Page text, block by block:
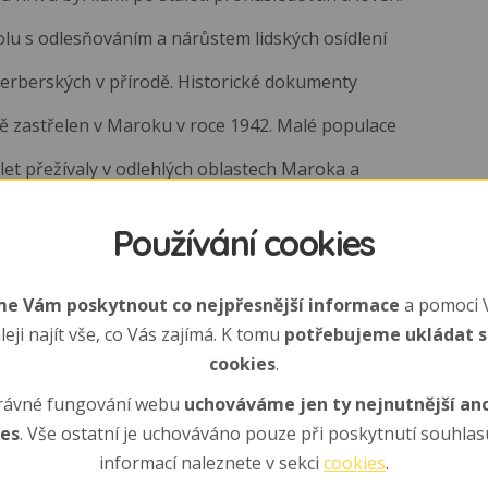
s odlesňováním a nárůstem lidských osídlení
v přírodě. Historické dokumenty
zastřelen v Maroku v roce 1942. Malé populace
přežívaly v odlehlých oblastech Maroka a
sociálním druhem z kočkovitých šelem.
samic, ke kterým se přidává jeden nebo více
ve smečce mají za úkol hlídat teritorium a
je potřeba využít jejich hmotnosti.
Používání cookies
Vám poskytnout co nejpřesnější informace a pomoci
najít vše, co Vás zajímá. K tomu potřebujeme ukládat
cookies.
fungování webu uchováváme jen ty nejnutnější
. Vše ostatní je uchováváno pouze při poskytnutí
informací naleznete v sekci cookies.